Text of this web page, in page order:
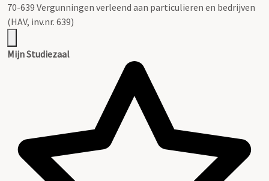
70-639 Vergunningen verleend aan particulieren en bedrijven
(HAV, inv.nr. 639)
Mijn Studiezaal